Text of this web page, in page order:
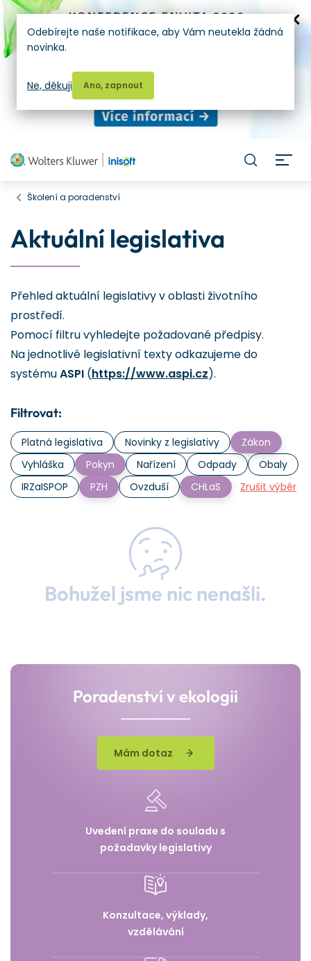
Školení a poradenství
Aktuální legislativa
Přehled aktuální legislativy v oblasti životního
prostředí.
Pomocí filtru vyhledejte požadované předpisy.
Na jednotlivé legislativní texty odkazujeme do
systémuASPI (https://www.aspi.cz).
Filtrovat:
Platná legislativa Novinky z legislativy
Zákon
Vyhláška
Pokyn Nařízení Odpady
Obaly
IRZaISPOP
PZH Ovzduší CHLaS Zrušit výběr
Bohužel jsme nic nenašli.
Poradenství v ekologii
Mám dotaz
Uvedení praxe do souladu s
požadavky legislativy
Konzultace, výklady,
vzdělávání
Odebírejte naše notifikace, aby Vám neutekla žádná
novinka.
Ano, zapnout
Ne, děkuji